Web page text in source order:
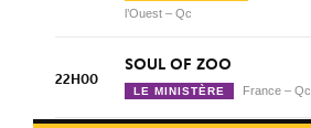
l’Ouest – Qc
22H00
SOUL OF ZOO
LE MINISTÈRE France – Qc